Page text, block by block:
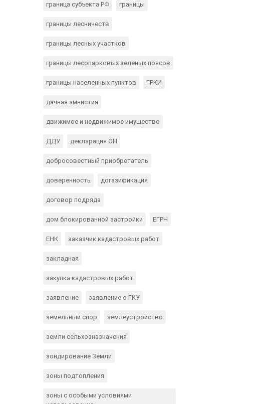
граница субъекта РФ границы
границы лесничеств
границы лесных участков
границы лесопарковых зеленых поясов
границы населенных пунктов ГРКИ
дачная амнистия
движимое и недвижимое имущество
ДДУ декларация ОН
добросовестный приобретатель
доверенность догазификация
договор подряда
дом блокированной застройки ЕГРН
ЕНК заказчик кадастровых работ
закладная
закупка кадастровых работ
заявление заявление о ГКУ
земельный спор землеустройство
земли сельхозназначения
зондирование Земли
зоны подтопления
зоны с особыми условиями